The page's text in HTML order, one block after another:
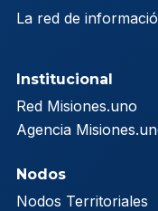
La red de
Institucional
Red Misiones.uno
Agencia
Nodos
Nodos Territoriales